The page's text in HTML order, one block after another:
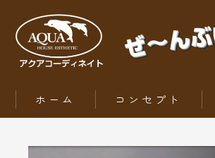
ホーム コンセプト